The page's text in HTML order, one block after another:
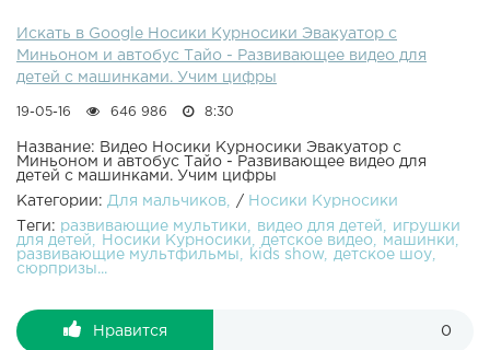
Bloks, а во время увлекательной и весёлой игры, лучше
выучим цифры с ребятами. Подписаться на канал Носики
Курносики Робокар Поли и ВРЕДНЫЕ СОВЕТЫ для Бени
ребёнка с игрушками Автобус Тайо и его друг Роги -
Видео для ребёнка с игрушками из мультика Грузовичок
Даником и его мамой. ЕЩЁ ИНТЕРЕСНЫЕ КАНАЛЫ ДЛЯ
ДЕТЕЙ:Курносики Junior4+ Корзина Игрушек Кролик
Тоша Детские приложения: Доктор Плюшева - мультики
с игрушками: Учим цифры: Учим буквы: Учим цвета: Учим
группах: Музыка: Композиции "Life of Riley", "Carefree"
принадлежат исполнителю Kevin MacLeod Лицензия:
Искать в Google Носики Курносики Эвакуатор с
Миньоном и автобус Тайо - Развивающее видео для
детей с машинками. Учим цифры
19-05-16 646 986 8:30
Название: Видео Носики Курносики Эвакуатор с
Миньоном и автобус Тайо - Развивающее видео для
детей с машинками. Учим цифры
Категории: Для мальчиков / Носики Курносики
Теги: развивающие мультики видео для детей
игрушки
для детей
Носики Курносики детское видео
машинки
развивающие мультфильмы
kids show
детское шоу
сюрпризы...
Нравится 0